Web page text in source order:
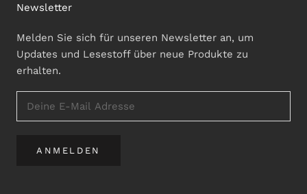
Newsletter
Melden Sie sich für unseren Newsletter an, um
Updates und Lesestoff über neue Produkte zu
erhalten.
ANMELDEN